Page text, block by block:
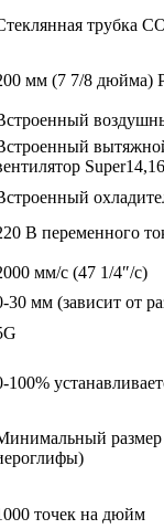
трубка
мм (7 7/8 дюйма)
В переменного
мм/с (47 1/4″/с)
30 мм (зависит от
100%
точек на дюйм